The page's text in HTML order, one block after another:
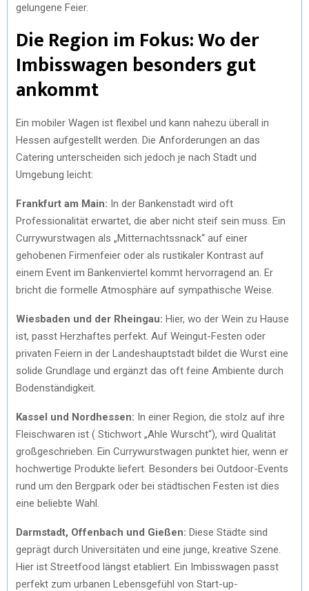
gelungene Feier.
Die Region im Fokus: Wo der
Imbisswagen besonders gut
ankommt
Ein mobiler Wagen ist flexibel und kann nahezu überall in
Hessen aufgestellt werden. Die Anforderungen an das
Catering unterscheiden sich jedoch je nach Stadt und
Umgebung leicht:
Frankfurt am Main: In der Bankenstadt wird oft
Professionalität erwartet, die aber nicht steif sein muss. Ein
Currywurstwagen als „Mitternachtssnack“ auf einer
gehobenen Firmenfeier oder als rustikaler Kontrast auf
einem Event im Bankenviertel kommt hervorragend an. Er
bricht die formelle Atmosphäre auf sympathische Weise.
Wiesbaden und der Rheingau: Hier, wo der Wein zu Hause
ist, passt Herzhaftes perfekt. Auf Weingut-Festen oder
privaten Feiern in der Landeshauptstadt bildet die Wurst eine
solide Grundlage und ergänzt das oft feine Ambiente durch
Bodenständigkeit.
Kassel und Nordhessen: In einer Region, die stolz auf ihre
Fleischwaren ist ( Stichwort „Ahle Wurscht“), wird Qualität
großgeschrieben. Ein Currywurstwagen punktet hier, wenn er
hochwertige Produkte liefert. Besonders bei Outdoor-Events
rund um den Bergpark oder bei städtischen Festen ist dies
eine beliebte Wahl.
Darmstadt, Offenbach und Gießen: Diese Städte sind
geprägt durch Universitäten und eine junge, kreative Szene.
Hier ist Streetfood längst etabliert. Ein Imbisswagen passt
perfekt zum urbanen Lebensgefühl von Start-up-